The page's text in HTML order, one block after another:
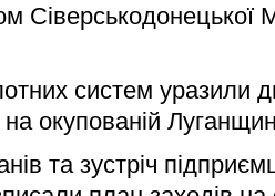
Сіверськодонецької
систем уразили
на окупованій
та зустріч